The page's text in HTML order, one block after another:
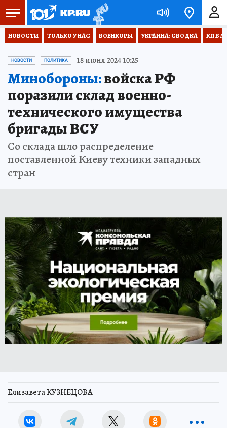
НОВОСТИ ТОЛЬКО У НАС ВОЕНКОРЫ УКРАИНА: СВОДКА КП В
НОВОСТИ ПОЛИТИКА 18 июня 2024 10:25
Минобороны:войска РФ
поразили склад военно-
технического имущества
бригады ВСУ
Со склада шло распределение
поставленной Киеву техники западных
стран
Елизавета КУЗНЕЦОВА